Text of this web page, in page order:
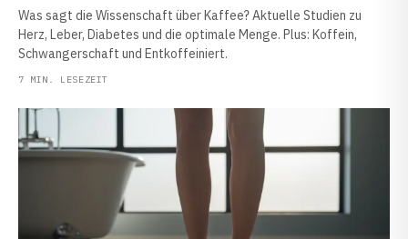
Was sagt die Wissenschaft über Kaffee? Aktuelle Studien zu
Herz, Leber, Diabetes und die optimale Menge. Plus: Koffein,
Schwangerschaft und Entkoffeiniert.
7 MIN. LESEZEIT